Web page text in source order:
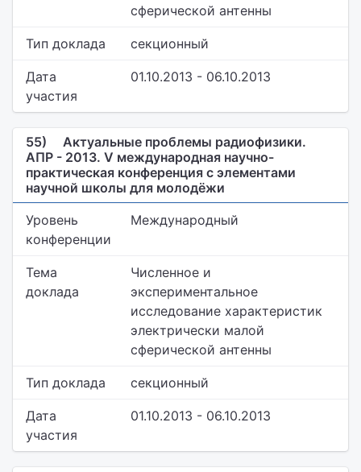
сферической антенны
Тип доклада секционный
Дата
участия
01.10.2013 - 06.10.2013
55)
Актуальные проблемы радиофизики.
АПР - 2013. V международная научно-
практическая конференция с элементами
научной школы для молодёжи
Уровень
конференции
Международный
Тема
доклада
Численное и
экспериментальное
исследование характеристик
электрически малой
сферической антенны
Тип доклада секционный
Дата
участия
01.10.2013 - 06.10.2013